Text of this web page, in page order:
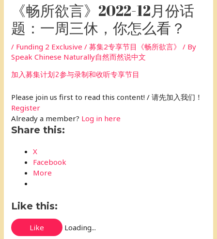
《畅所欲言》2022-12月份话
题：一周三休，你怎么看？
/ Funding 2 Exclusive / 募集2专享节目《畅所欲言》 / By
Speak Chinese Naturally自然而然说中文
加入募集计划2参与录制和收听专享节目
Please join us first to read this content! / 请先加入我们！
Register
Already a member? Log in here
Share this:
X
Facebook
More
Like this:
Like Loading...